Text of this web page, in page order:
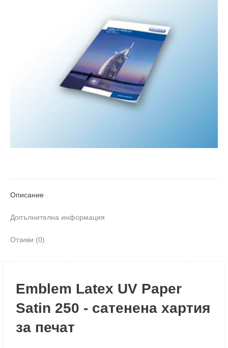
Описание
Допълнителна информация
Отзиви (0)
Emblem Latex UV Paper
Satin 250 - сатенена хартия
за печат